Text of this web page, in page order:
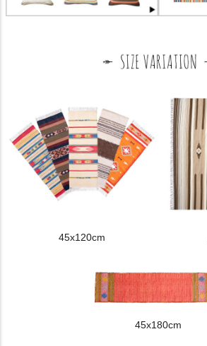
45x120cm
45x180cm